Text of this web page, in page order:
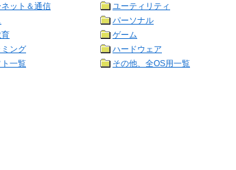
ット＆通信
ユーティリティ
パーソナル
ゲーム
ング
ハードウェア
一覧 その他、全OS用一覧